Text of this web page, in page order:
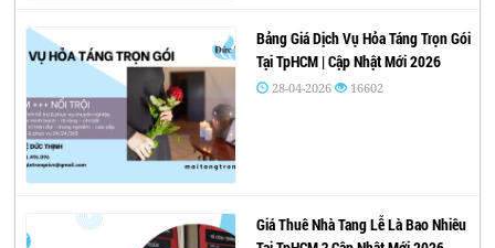
Bảng Giá Dịch Vụ Hỏa Táng Trọn Gói
Tại TpHCM | Cập Nhật Mới 2026
28-04-2026 16602
Giá Thuê Nhà Tang Lễ Là Bao Nhiêu